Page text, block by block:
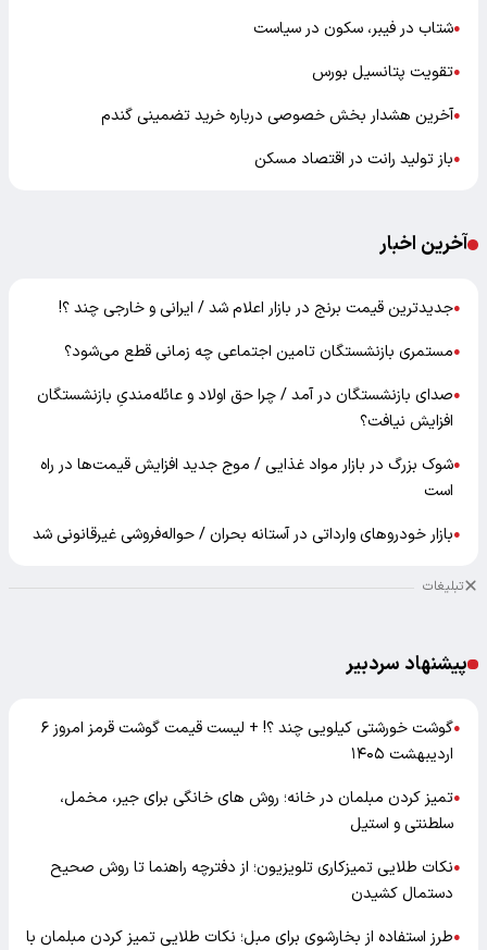
●شتاب در فیبر، سکون در سیاست
●تقویت پتانسیل بورس
●آخرین هشدار بخش خصوصی درباره خرید تضمینی گندم
●باز تولید رانت در اقتصاد مسکن
آخرین اخبار
●جدیدترین قیمت برنج در بازار اعلام شد / ایرانی و خارجی چند ؟!
●مستمری بازنشستگان تامین اجتماعی چه زمانی قطع می‌شود؟
●صدای بازنشستگان در آمد / چرا حق اولاد و عائله‌مندیِ بازنشستگان
افزایش نیافت؟
●شوک بزرگ در بازار مواد غذایی / موج جدید افزایش قیمت‌ها در راه
است
●بازار خودرو‌های وارداتی در آستانه بحران / حواله‌فروشی غیرقانونی شد
تبلیغات
پیشنهاد سردبیر
●
گوشت خورشتی کیلویی چند ؟! + لیست قیمت گوشت قرمز امروز ۶
اردیبهشت ۱۴۰۵
●تمیز کردن مبلمان در خانه؛ روش های خانگی برای جیر، مخمل،
سلطنتی و استیل
●نکات طلایی تمیزکاری تلویزیون؛ از دفترچه راهنما تا روش صحیح
دستمال کشیدن
●طرز استفاده از بخارشوی برای مبل؛ نکات طلایی تمیز کردن مبلمان با